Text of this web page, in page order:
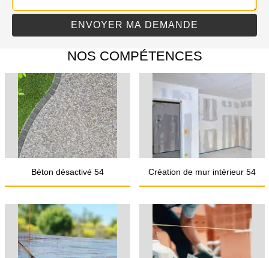
NOS COMPÉTENCES
Béton désactivé 54 Création de mur intérieur 54